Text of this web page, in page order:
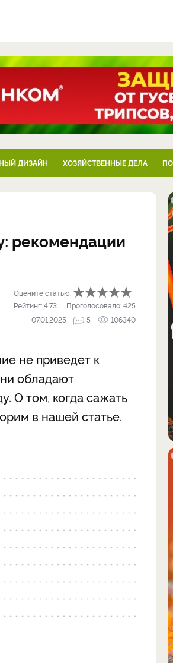
ДИЗАЙН ХОЗЯЙСТВЕННЫЕ ДЕЛА
рекомендации
Оцените статью:
Рейтинг:4.73 Проголосовало:425
07.01.2025
5 106340
не приведет к
обладают
О том, когда сажать
в нашей статье.